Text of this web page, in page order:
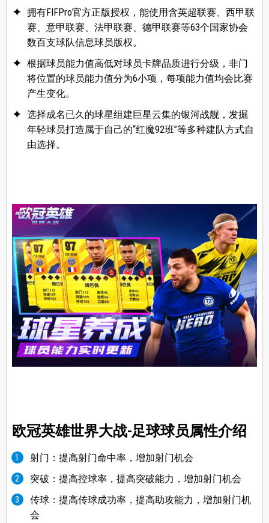
拥有FIFPro官方正版授权，能使用含英超联赛、西甲联
赛、意甲联赛、法甲联赛、德甲联赛等63个国家协会
数百支球队信息球员版权。
根据球员能力值高低对球员卡牌品质进行分级，非门
将位置的球员能力值分为6小项，每项能力值均会比赛
产生变化。
选择成名已久的球星组建巨星云集的银河战舰，发掘
年轻球员打造属于自己的“红魔92班”等多种建队方式自
由选择。
欧冠英雄世界大战-足球球员属性介绍
射门：提高射门命中率，增加射门机会
突破：提高控球率，提高突破能力，增加射门机会
传球：提高传球成功率，提高助攻能力，增加射门机
会